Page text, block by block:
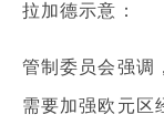
拉加德示意：
管制委员会强调
需要加强欧元区